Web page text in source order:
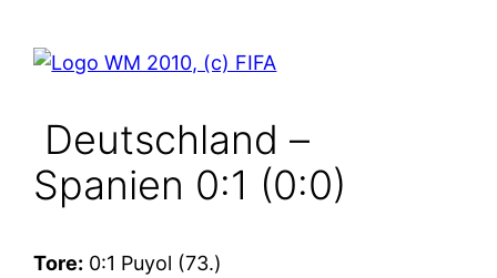
Deutschland –
Spanien 0:1 (0:0)
Tore: 0:1 Puyol (73.)